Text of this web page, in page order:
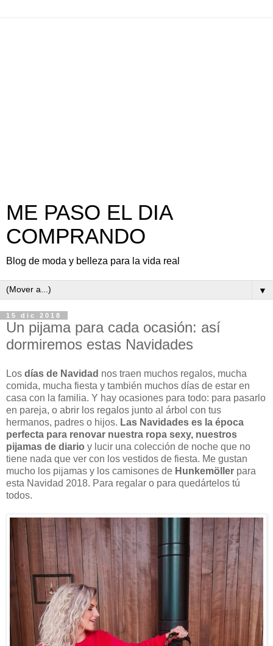
ME PASO EL DIA
COMPRANDO
Blog de moda y belleza para la vida real
▼
15 dic 2018
Un pijama para cada ocasión: así
dormiremos estas Navidades
Los días de Navidad nos traen muchos regalos, mucha
comida, mucha fiesta y también muchos días de estar en
casa con la familia. Y hay ocasiones para todo: para pasarlo
en pareja, o abrir los regalos junto al árbol con tus
hermanos, padres o hijos. Las Navidades es la época
perfecta para renovar nuestra ropa sexy, nuestros
pijamas de diario y lucir una colección de noche que no
tiene nada que ver con los vestidos de fiesta. Me gustan
mucho los pijamas y los camisones de Hunkemöller para
esta Navidad 2018. Para regalar o para quedártelos tú
todos.